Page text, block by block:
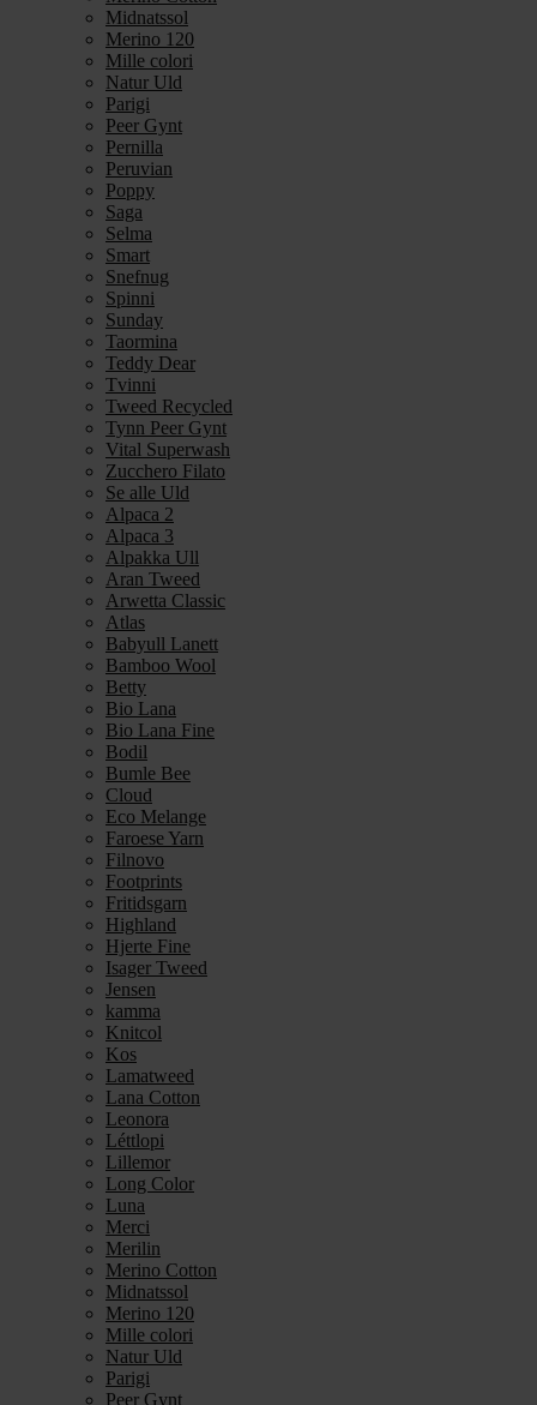
Midnatssol
Merino 120
Mille colori
Natur Uld
Parigi
Peer Gynt
Pernilla
Peruvian
Poppy
Saga
Selma
Smart
Snefnug
Spinni
Sunday
Taormina
Teddy Dear
Tvinni
Tweed Recycled
Tynn Peer Gynt
Vital Superwash
Zucchero Filato
Se alle Uld
Alpaca 2
Alpaca 3
Alpakka Ull
Aran Tweed
Arwetta Classic
Atlas
Babyull Lanett
Bamboo Wool
Betty
Bio Lana
Bio Lana Fine
Bodil
Bumle Bee
Cloud
Eco Melange
Faroese Yarn
Filnovo
Footprints
Fritidsgarn
Highland
Hjerte Fine
Isager Tweed
Jensen
kamma
Knitcol
Kos
Lamatweed
Lana Cotton
Leonora
Léttlopi
Lillemor
Long Color
Luna
Merci
Merilin
Merino Cotton
Midnatssol
Merino 120
Mille colori
Natur Uld
Parigi
Peer Gynt